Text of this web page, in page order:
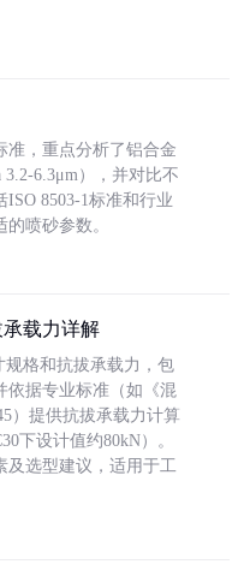
准，重点分析了铝合金
6.3μm），并对比不
8503-1标准和行业
喷砂参数。
载力详解
规格和抗拔承载力，包
依据专业标准（如《混
）提供抗拔承载力计算
下设计值约80kN）。
及选型建议，适用于工